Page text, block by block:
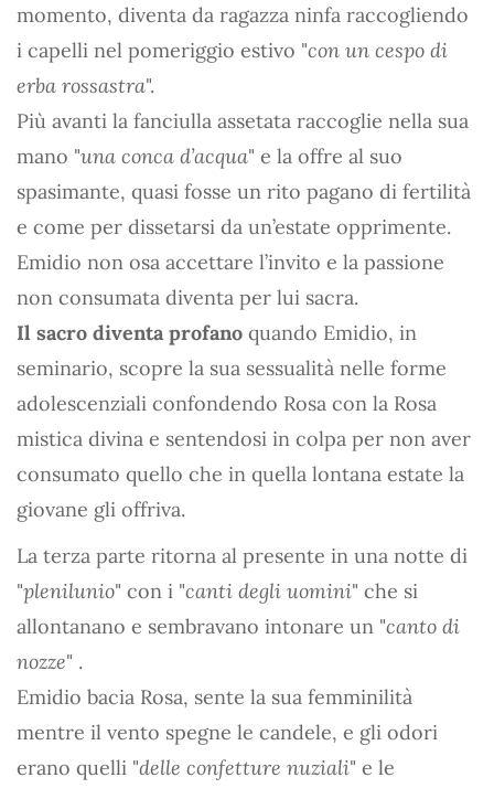
momento, diventa da ragazza ninfa raccogliendo
i capelli nel pomeriggio estivo "con un cespo di
erba rossastra".
Più avanti la fanciulla assetata raccoglie nella sua
mano "una conca d’acqua" e la offre al suo
spasimante, quasi fosse un rito pagano di fertilità
e come per dissetarsi da un’estate opprimente.
Emidio non osa accettare l’invito e la passione
non consumata diventa per lui sacra.
Il sacro diventa profano quando Emidio, in
seminario, scopre la sua sessualità nelle forme
adolescenziali confondendo Rosa con la Rosa
mistica divina e sentendosi in colpa per non aver
consumato quello che in quella lontana estate la
giovane gli offriva.
La terza parte ritorna al presente in una notte di
"plenilunio" con i "canti degli uomini" che si
allontanano e sembravano intonare un "canto di
nozze" .
Emidio bacia Rosa, sente la sua femminilità
mentre il vento spegne le candele, e gli odori
erano quelli "delle confetture nuziali" e le